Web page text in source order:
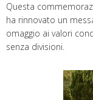
Questa
ha rinnovato un
omaggio ai valori
senza divisioni.